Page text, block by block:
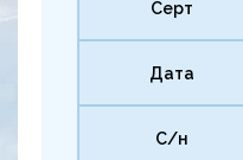
Серт
Дата
С/н